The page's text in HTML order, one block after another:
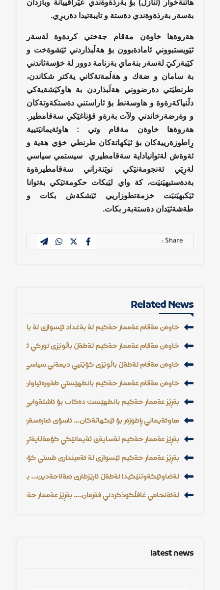
هاتنةخوار (تنازل) بؤ بةرذةوةندي عيَراقييانة وبازدان
بةسةر بةرذةوةندي دةستة و تايبةتيدا دةربرِي.
هةروةها خاوةن مةقام جةختي كردةوة لةسةر
ثيَويستبووني ئامادةبوون بؤ هةلَبذاردني ثيَشوةخت و
كيَبةركيَ لةسةر بنةماي بةرنامة دوور لة خؤسةثاندني
بة سامان و ضةك و هةلَمةتةكاني يةكتر شكاندن،
طرنطيَتي دةرضووني هةلَبذاردن بة هاوكيَشةيةكي
دلَنياكةرةوة و هاوسةنط بؤ ثاراستني دةستكةوتةكان
و وةرضةرخاندني ولآت بةرةو قؤناغيَكي سةقامطير.
هةروةها خاوةن مةقام وتي : هاوثةيمانيَتيية
رِاطوزةرييةكان بؤ ثيَكهاتةكان طرنطي خؤي هةية و
ئةوةش لةتوانياداية سةقامطيري سيستمي سياسي
لةرِيَي ئةنجومةنيَكي نويَنةراني سةقامطيرةوة
بةدةستبهيَنيَت، كة واي ليَبكات حكومةتيَكي بةتوانا
ثيَكبهيَنيَت خزمةتطوزاريي ثيَشكةش بكات و
طةشةثيَدان دةستةبةر بكات.
Share :
Related News
خاوةن مةقام عةممار حةكيم لة بةغداد ثيَشوازي لة بالَويَزي
خاوةن مةقام عةممار حةكيم لةطةلَ بالَويَزي توركي
خاوةن مةقام لةطةلَ بالَويَزي كؤيَتيي ديمةني سياسي و
خاوةن مةقام عةممار حةكيم بانطهيَشتي طةورةثياوان و
بةرِيَز عةممار حةكيم بانطهيَشت دةكات بؤ ئاشتةوايي
هاوثةيماني رِاطوزةر بؤ ثيَكهاتةكان... ئاسؤي ضارةسةرة بؤ
بةرِيَز عةممار حةكيم لةسايةي ثةيمانيَكي كؤمةلآيةتي نويَدا
بةرِيَز عةممار حةكيم ثيَشوازي لة ئةمينداري طشتي
لةضاوثيَكةوتنيَكيدا لةطةلَ ثاريَزطاري صةلاحةدين... بةريَز
لةئةنجامي غافلَكوذكردني فةرمان.... بةرِيَز عةممار حةكيم
latest news